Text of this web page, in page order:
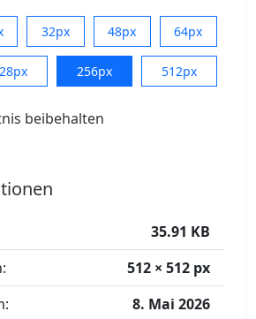
32px 48px 64px
256px 512px
beibehalten
35.91 KB
512 × 512 px
8. Mai 2026